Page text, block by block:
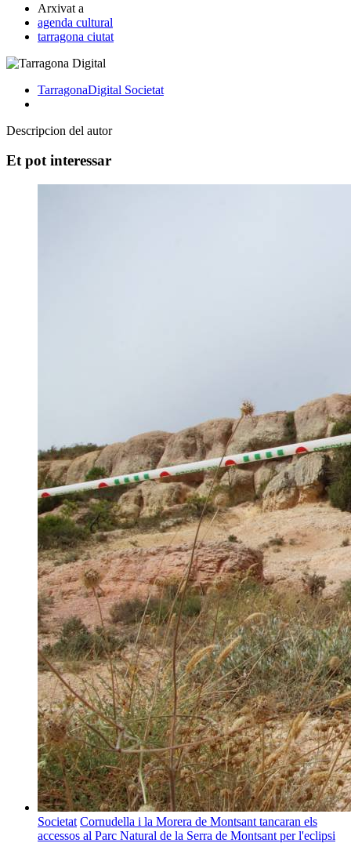
Arxivat a
agenda cultural
tarragona ciutat
TarragonaDigital Societat
Descripcion del autor
Et pot interessar
Societat Cornudella i la Morera de Montsant tancaran els
accessos al Parc Natural de la Serra de Montsant per l'eclipsi